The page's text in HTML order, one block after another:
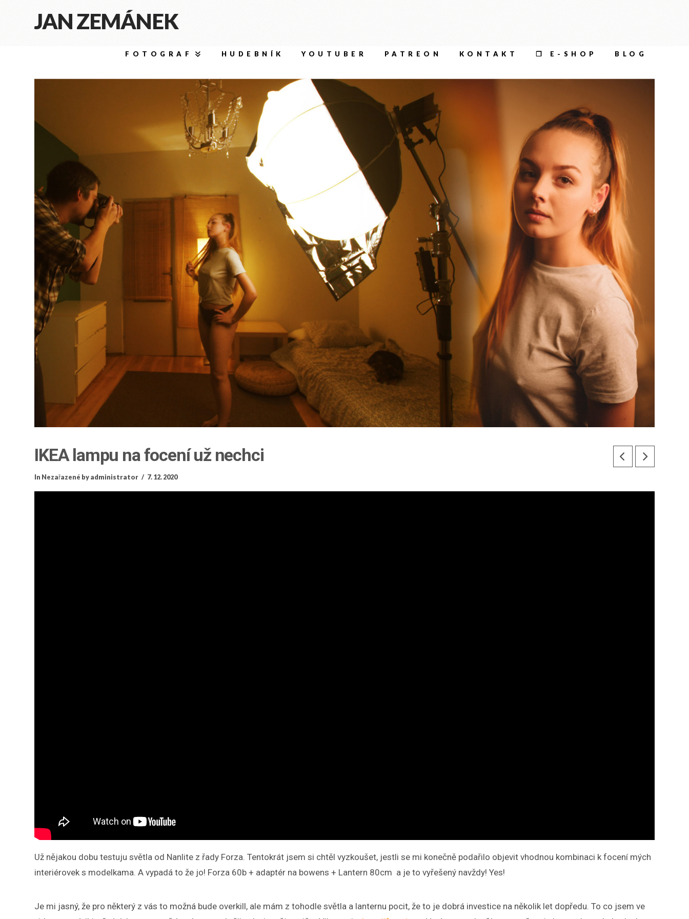
JAN ZEMÁNEK
FOTOGRAF HUDEBNÍK YOUTUBER PATREON KONTAKT ❐ E-SHOP BLOG
IKEA lampu na focení už nechci
In Nezařazené by administrator 7. 12. 2020
Už nějakou dobu testuju světla od Nanlite z řady Forza. Tentokrát jsem si chtěl vyzkoušet, jestli se mi konečně podařilo objevit vhodnou kombinaci k focení mých
interiérovek s modelkama. A vypadá to že jo! Forza 60b + adaptér na bowens + Lantern 80cm a je to vyřešený navždy! Yes!
Je mi jasný, že pro některý z vás to možná bude overkill, ale mám z tohodle světla a lanternu pocit, že to je dobrá investice na několik let dopředu. To co jsem ve